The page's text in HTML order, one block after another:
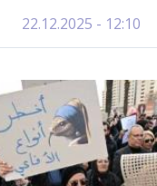
22.12.2025 - 12:10